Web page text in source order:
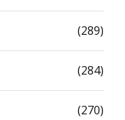
(289)
(284)
(270)